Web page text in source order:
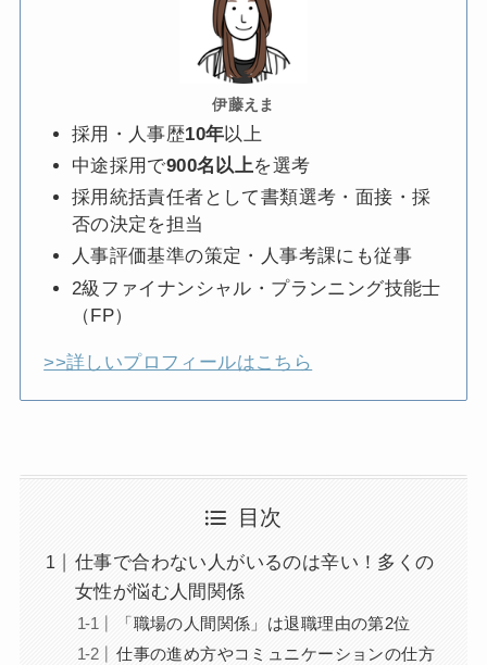
伊藤えま
採用・人事歴10年以上
中途採用で900名以上を選考
採用統括責任者として書類選考・面接・採
否の決定を担当
人事評価基準の策定・人事考課にも従事
2級ファイナンシャル・プランニング技能士
（FP）
>>詳しいプロフィールはこちら
目次
仕事で合わない人がいるのは辛い！多くの
女性が悩む人間関係
「職場の人間関係」は退職理由の第2位
仕事の進め方やコミュニケーションの仕方